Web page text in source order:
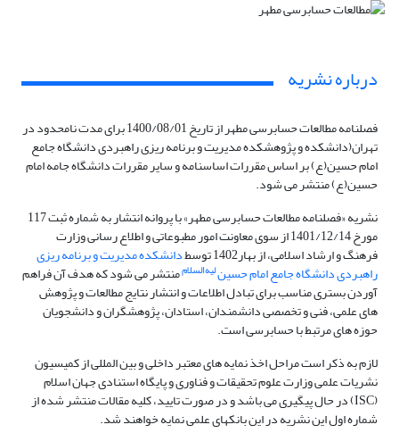
درباره نشریه
فصلنامه مطالعات حسابرسی مطهر از تاریخ 1400/08/01 برای مدت نامحدود در
تهران(دانشکده و پژوهشکده مدیریت و برنامه ریزی راهبردی دانشگاه جامع
امام حسین(ع) بر اساس مقررات اساسنامه و سایر مقررات دانشگاه جامه امام
حسین(ع) منتشر می شود.
نشریه «فصلنامه مطالعات حسابرسی مطهر» با پروانه انتشار به شماره ثبت 117
مورخ 1401/12/14 از سوی معاونت امور مطبوعاتی و اطلاع رسانی وزارت
فرهنگ و ارشاد اسلامی، از بهار1402 توسط دانشکده مدیریت و برنامه ریزی
راهبردی دانشگاه جامع امامحسینلیه‌السلاممنتشر می شود که هدف آن فراهم
آوردن بستری مناسب برای تبادل اطلاعات و انتشار نتایج مطالعات و پژوهش
های علمی، فنی و تخصصی دانشمندان، استادان، پژوهشگران و دانشجویان
حوزه های مرتبط با حسابرسی است.
لازم به ذکر است مراحل اخذ نمایه های معتبر داخلی و بین المللی از کمیسیون
نشریات علمی وزارت علوم تحقیقات و فناوری و پایگاه استنادی جهان اسلام
(ISC) در حال پیگیری می باشد و در صورت تایید، کلیه مقالات منتشر شده از
شماره اول این نشریه در این بانکهای علمی نمایه خواهند شد.